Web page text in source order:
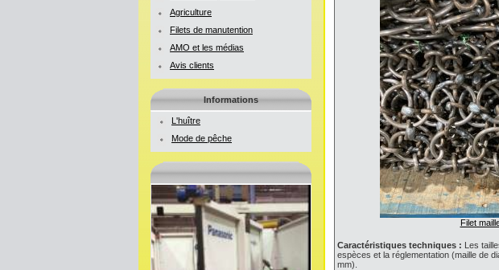
Agriculture
Filets de manutention
AMO et les médias
Avis clients
Informations
L'huître
Mode de pêche
Filet
Caractéristiques techniques : Les
espèces et la réglementation (maille de
mm).